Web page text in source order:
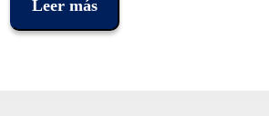
debido al embargo comercial
a Cuba.
Leer más